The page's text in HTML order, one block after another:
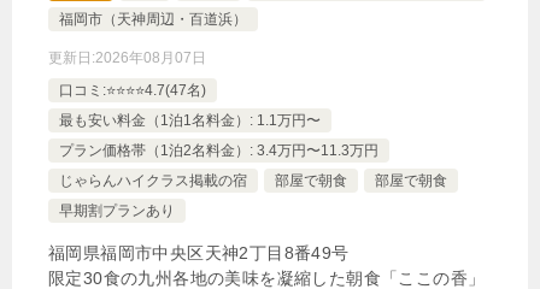
福岡市（天神周辺・百道浜）
更新日:2026年08月07日
口コミ:⭐️⭐️⭐️⭐️4.7(47名)
最も安い料金（1泊1名料金）: 1.1万円〜
プラン価格帯（1泊2名料金）: 3.4万円〜11.3万円
じゃらんハイクラス掲載の宿
部屋で朝食
部屋で朝食
早期割プランあり
福岡県福岡市中央区天神2丁目8番49号
限定30食の九州各地の美味を凝縮した朝食「ここの香」